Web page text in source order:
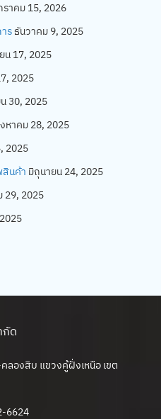
ราคม 15, 2026
ร ธันวาคม 9, 2025
น 17, 2025
2025
30, 2025
หาคม 28, 2025
2025
สินค้า มิถุนายน 24, 2025
29, 2025
กัด
ลองสิบ แขวงคู้ฝั่งเหนือ เขต
6624